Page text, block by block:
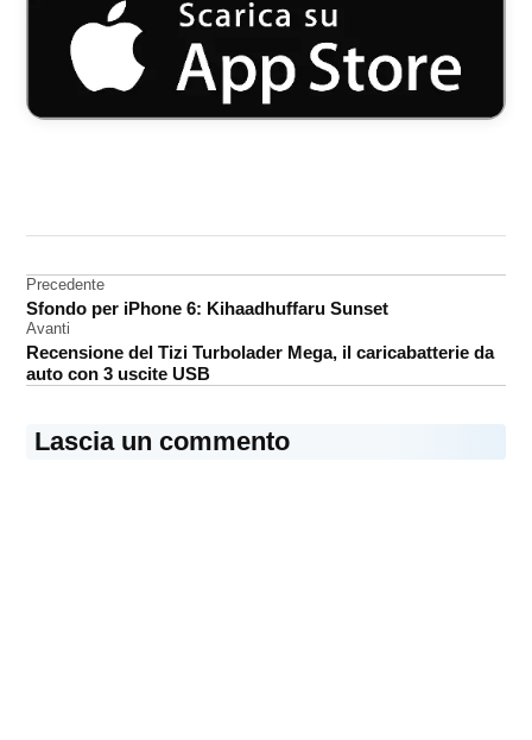
App
Store
iPad
videogame
Navigazione
articoli
Precedente
Sfondo per iPhone 6: Kihaadhuffaru Sunset
Avanti
Recensione del Tizi Turbolader Mega, il caricabatterie da
auto con 3 uscite USB
Lascia un commento